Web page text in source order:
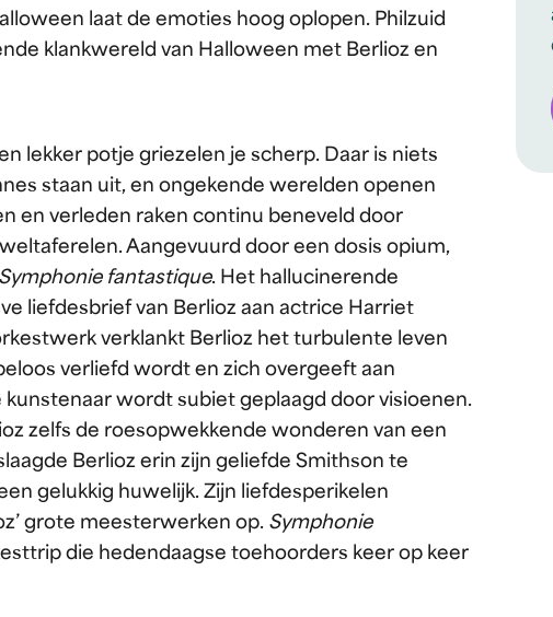
laat de emoties hoog oplopen. Philzuid
klankwereld van Halloween met Berlioz en
lekker potje griezelen je scherp. Daar is niets
staan uit, en ongekende werelden openen
en verleden raken continu beneveld door
Aangevuurd door een dosis opium,
Symphonie fantastique. Het hallucinerende
liefdesbrief van Berlioz aan actrice Harriet
verklankt Berlioz het turbulente leven
verliefd wordt en zich overgeeft aan
wordt subiet geplaagd door visioenen.
zelfs de roesopwekkende wonderen van een
Berlioz erin zijn geliefde Smithson te
gelukkig huwelijk. Zijn liefdesperikelen
grote meesterwerken op. Symphonie
die hedendaagse toehoorders keer op keer